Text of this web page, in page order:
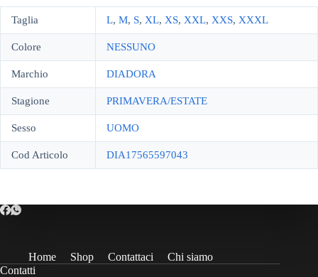
Taglia L, M, S, XL, XS, XXL, XXS, XXXL
Colore NESSUNO
Marchio DIADORA
Stagione PRIMAVERA/ESTATE
Sesso UOMO
Cod Articolo DIA17565597043
Home Shop Contattaci
Chi siamo
Contatti